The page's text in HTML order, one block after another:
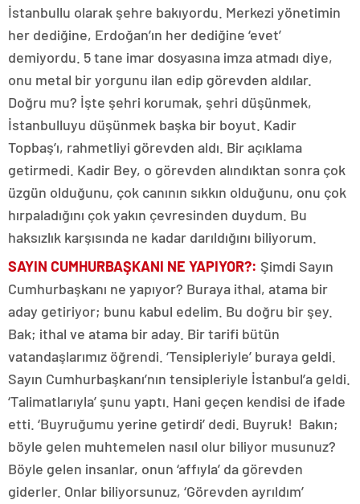
İstanbullu olarak şehre bakıyordu. Merkezi yönetimin
her dediğine, Erdoğan’ın her dediğine ‘evet’
demiyordu. 5 tane imar dosyasına imza atmadı diye,
onu metal bir yorgunu ilan edip görevden aldılar.
Doğru mu? İşte şehri korumak, şehri düşünmek,
İstanbulluyu düşünmek başka bir boyut. Kadir
Topbaş’ı, rahmetliyi görevden aldı. Bir açıklama
getirmedi. Kadir Bey, o görevden alındıktan sonra çok
üzgün olduğunu, çok canının sıkkın olduğunu, onu çok
hırpaladığını çok yakın çevresinden duydum. Bu
haksızlık karşısında ne kadar darıldığını biliyorum.
SAYIN CUMHURBAŞKANI NE YAPIYOR?: Şimdi Sayın
Cumhurbaşkanı ne yapıyor? Buraya ithal, atama bir
aday getiriyor; bunu kabul edelim. Bu doğru bir şey.
Bak; ithal ve atama bir aday. Bir tarifi bütün
vatandaşlarımız öğrendi. ‘Tensipleriyle’ buraya geldi.
Sayın Cumhurbaşkanı’nın tensipleriyle İstanbul’a geldi.
‘Talimatlarıyla’ şunu yaptı. Hani geçen kendisi de ifade
etti. ‘Buyruğumu yerine getirdi’ dedi. Buyruk! Bakın;
böyle gelen muhtemelen nasıl olur biliyor musunuz?
Böyle gelen insanlar, onun ‘affıyla’ da görevden
giderler. Onlar biliyorsunuz, ‘Görevden ayrıldım’